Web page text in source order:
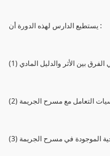
يستطيع الدارس لهذه الدورة أن :
الفرق بين الأثر والدليل المادي
التعامل مع مسرح الجريمة
الموجودة في مسرح الجريمة